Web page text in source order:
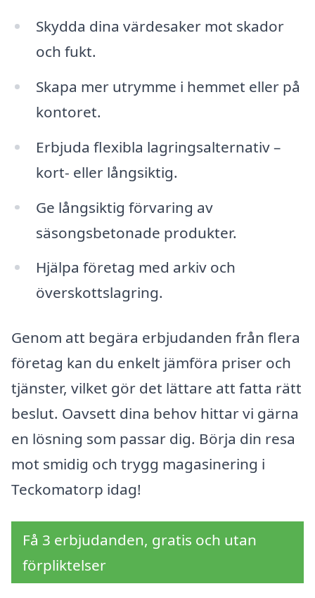
Skydda dina värdesaker mot skador
och fukt.
Skapa mer utrymme i hemmet eller på
kontoret.
Erbjuda flexibla lagringsalternativ –
kort- eller långsiktig.
Ge långsiktig förvaring av
säsongsbetonade produkter.
Hjälpa företag med arkiv och
överskottslagring.
Genom att begära erbjudanden från flera
företag kan du enkelt jämföra priser och
tjänster, vilket gör det lättare att fatta rätt
beslut. Oavsett dina behov hittar vi gärna
en lösning som passar dig. Börja din resa
mot smidig och trygg magasinering i
Teckomatorp idag!
Få 3 erbjudanden, gratis och utan
förpliktelser